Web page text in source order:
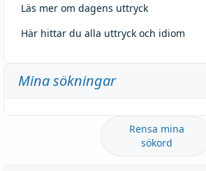
Läs mer om dagens uttryck
Här hittar du alla uttryck och idiom
Mina sökningar
Rensa mina
sökord